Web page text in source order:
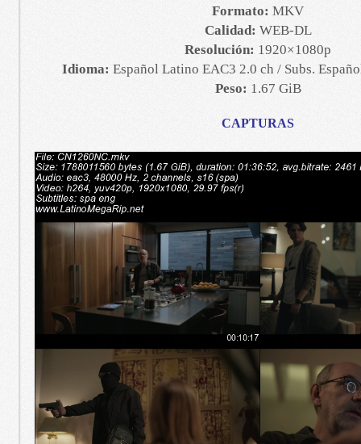
Formato: MKV
Calidad: WEB-DL
Resolución: 1920×1080p
Idioma: Español Latino EAC3 2.0 ch / Subs.
Peso: 1.67 GiB
CAPTURAS